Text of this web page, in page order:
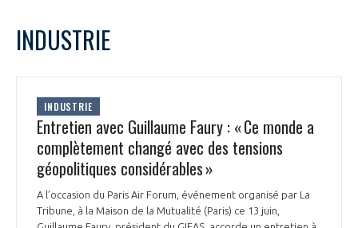
PRÉSENTATION
NOTRE VISION
NOS MISSIONS
NOTRE HISTOIRE
ORGANISATION
FONCTIONNEMENT
L
1
2
14
18 19 20
26
INDUSTRIE
INDUSTRIE
Entretien avec Guillaume Faury : « Ce monde a
complètement changé avec des tensions
géopolitiques considérables »
A l’occasion du Paris Air Forum, événement organisé par La
Tribune, à la Maison de la Mutualité (Paris) ce 13 juin,
Rejoignez une filière d’excellence et développez